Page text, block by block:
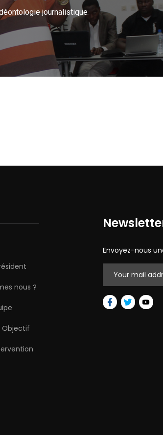
journalistique
nous ?
Objectif
Envoyez-nous